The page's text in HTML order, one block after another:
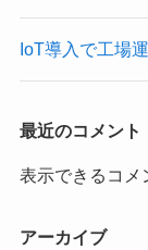
IoT導入で工場
最近のコメント
表示できるコメ
アーカイブ